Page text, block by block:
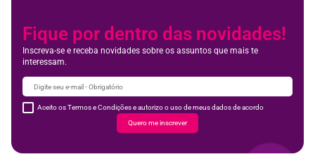
Fique por dentro das novidades!
Inscreva-se e receba novidades sobre os assuntos que mais te
interessam.
Aceito os Termos e Condições e autorizo o uso de meus dados de acordo
Quero me inscrever